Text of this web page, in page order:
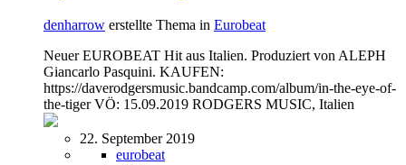
denharrow erstellte Thema in Eurobeat
Neuer EUROBEAT Hit aus Italien. Produziert von ALEPH
Giancarlo Pasquini. KAUFEN:
https://daverodgersmusic.bandcamp.com/album/in-the-eye-of-
the-tiger VÖ: 15.09.2019 RODGERS MUSIC, Italien
22. September 2019
eurobeat